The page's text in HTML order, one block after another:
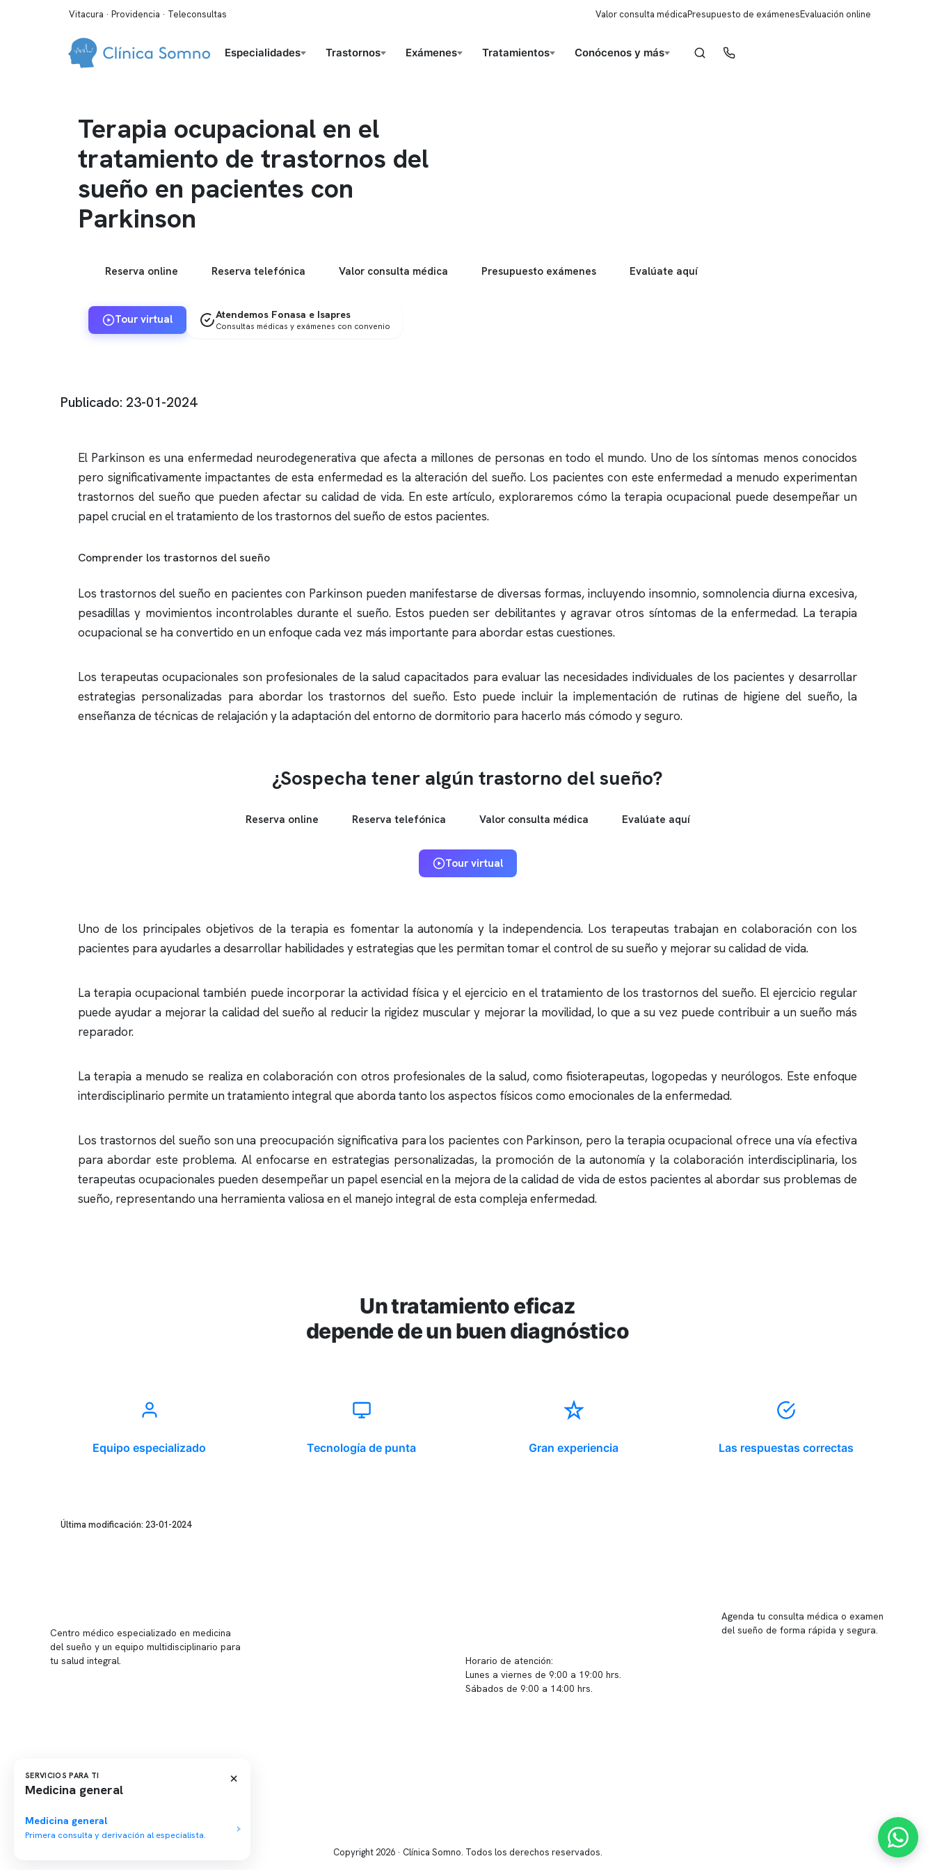
Vitacura · Providencia · Teleconsultas Valor consulta médicaPresupuesto de exámenesEvaluación online
Especialidades Trastornos Exámenes Tratamientos Conócenos y más
Terapia ocupacional en el
tratamiento de trastornos del
sueño en pacientes con
Parkinson
Reserva online Reserva telefónica Valor consulta médica Presupuesto exámenes Evalúate aquí
Tour virtual Atendemos Fonasa e Isapres
Consultas médicas y exámenes con convenio
Publicado: 23-01-2024
El Parkinson es una enfermedad neurodegenerativa que afecta a millones de personas en todo el mundo. Uno de los síntomas menos conocidos
pero significativamente impactantes de esta enfermedad es la alteración del sueño. Los pacientes con este enfermedad a menudo experimentan
trastornos del sueño que pueden afectar su calidad de vida. En este artículo, exploraremos cómo la terapia ocupacional puede desempeñar un
papel crucial en el tratamiento de los trastornos del sueño de estos pacientes.
Comprender los trastornos del sueño
Los trastornos del sueño en pacientes con Parkinson pueden manifestarse de diversas formas, incluyendo insomnio, somnolencia diurna excesiva,
pesadillas y movimientos incontrolables durante el sueño. Estos pueden ser debilitantes y agravar otros síntomas de la enfermedad. La terapia
ocupacional se ha convertido en un enfoque cada vez más importante para abordar estas cuestiones.
Los terapeutas ocupacionales son profesionales de la salud capacitados para evaluar las necesidades individuales de los pacientes y desarrollar
estrategias personalizadas para abordar los trastornos del sueño. Esto puede incluir la implementación de rutinas de higiene del sueño, la
enseñanza de técnicas de relajación y la adaptación del entorno de dormitorio para hacerlo más cómodo y seguro.
¿Sospecha tener algún trastorno del sueño?
Reserva online Reserva telefónica Valor consulta médica Evalúate aquí
Tour virtual
Uno de los principales objetivos de la terapia es fomentar la autonomía y la independencia. Los terapeutas trabajan en colaboración con los
pacientes para ayudarles a desarrollar habilidades y estrategias que les permitan tomar el control de su sueño y mejorar su calidad de vida.
La terapia ocupacional también puede incorporar la actividad física y el ejercicio en el tratamiento de los trastornos del sueño. El ejercicio regular
puede ayudar a mejorar la calidad del sueño al reducir la rigidez muscular y mejorar la movilidad, lo que a su vez puede contribuir a un sueño más
reparador.
La terapia a menudo se realiza en colaboración con otros profesionales de la salud, como fisioterapeutas, logopedas y neurólogos. Este enfoque
interdisciplinario permite un tratamiento integral que aborda tanto los aspectos físicos como emocionales de la enfermedad.
Los trastornos del sueño son una preocupación significativa para los pacientes con Parkinson, pero la terapia ocupacional ofrece una vía efectiva
para abordar este problema. Al enfocarse en estrategias personalizadas, la promoción de la autonomía y la colaboración interdisciplinaria, los
terapeutas ocupacionales pueden desempeñar un papel esencial en la mejora de la calidad de vida de estos pacientes al abordar sus problemas de
sueño, representando una herramienta valiosa en el manejo integral de esta compleja enfermedad.
Un tratamiento eficaz
depende de un buen diagnóstico
Equipo especializado Tecnología de punta Gran experiencia Las respuestas correctas
Última modificación: 23-01-2024
Centro médico especializado en medicina
del sueño y un equipo multidisciplinario para
tu salud integral.
Horario de atención:
Lunes a viernes de 9:00 a 19:00 hrs.
Sábados de 9:00 a 14:00 hrs.
Agenda tu consulta médica o examen
del sueño de forma rápida y segura.
Copyright 2026 · Clínica Somno. Todos los derechos reservados.
SERVICIOS PARA TI
Medicina general
×
Medicina general
Primera consulta y derivación al especialista.